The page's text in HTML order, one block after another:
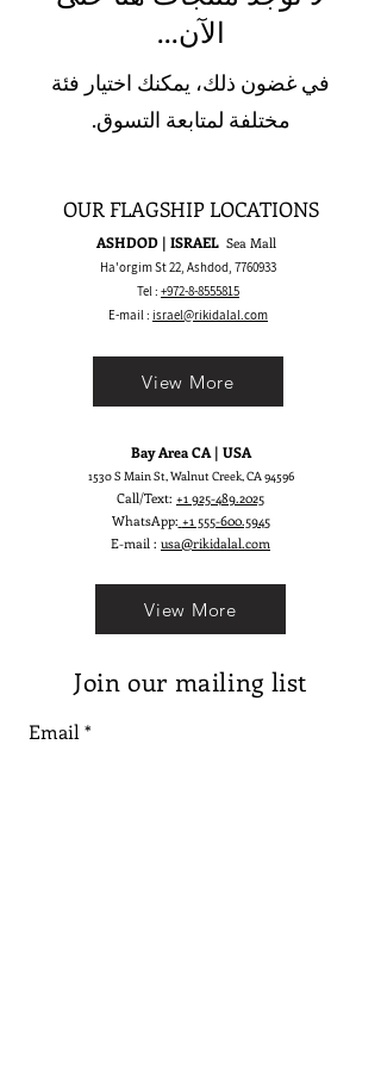
الآن...
في غضون ذلك، يمكنك اختيار فئة
مختلفة لمتابعة التسوق.
OUR FLAGSHIP LOCATIONS
ASHDOD | ISRAEL Sea Mall
Ha'orgim St 22, Ashdod, 7760933
Tel : +972-8-8555815
E-mail : israel@rikidalal.com
Bay Area CA | USA
1530 S Main St, Walnut Creek, CA 94596
Call/Text: +1 925-489.2025
WhatsApp: +1 555-600.5945
E-mail : usa@rikidalal.com
View More
View More
Join our mailing list
Email